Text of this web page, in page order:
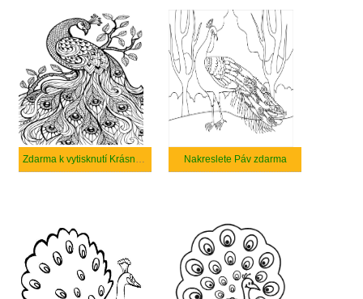
Zdarma k vytisknutí Krásný páv Nakreslete Páv zdarma